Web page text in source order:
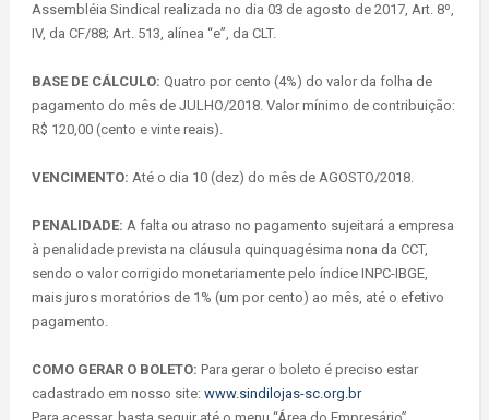
Assembléia Sindical realizada no dia 03 de agosto de 2017, Art. 8º,
IV, da CF/88; Art. 513, alínea “e”, da CLT.
BASE DE CÁLCULO: Quatro por cento (4%) do valor da folha de
pagamento do mês de JULHO/2018. Valor mínimo de contribuição:
R$ 120,00 (cento e vinte reais).
VENCIMENTO: Até o dia 10 (dez) do mês de AGOSTO/2018.
PENALIDADE: A falta ou atraso no pagamento sujeitará a empresa
à penalidade prevista na cláusula quinquagésima nona da CCT,
sendo o valor corrigido monetariamente pelo índice INPC-IBGE,
mais juros moratórios de 1% (um por cento) ao mês, até o efetivo
pagamento.
COMO GERAR O BOLETO: Para gerar o boleto é preciso estar
cadastrado em nosso site: www.sindilojas-sc.org.br